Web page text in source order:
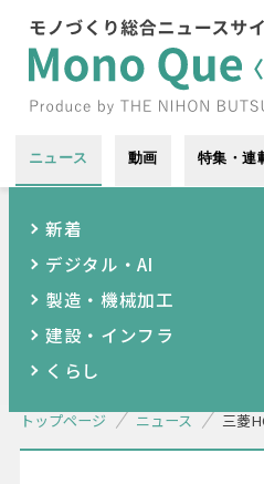
ニュース 動画 特集・連
新着
デジタル・AI
製造・機械加工
建設・インフラ
くらし
トップページ ニュース 三菱